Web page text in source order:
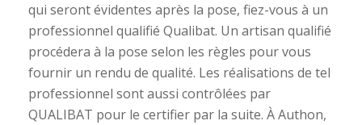
qui seront évidentes après la pose, fiez-vous à un
professionnel qualifié Qualibat. Un artisan qualifié
procédera à la pose selon les règles pour vous
fournir un rendu de qualité. Les réalisations de tel
professionnel sont aussi contrôlées par
QUALIBAT pour le certifier par la suite. À Authon,